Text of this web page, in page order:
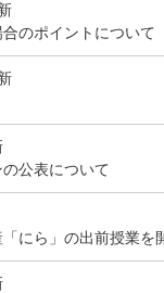
のポイントについて
公表について
にら」の出前授業を